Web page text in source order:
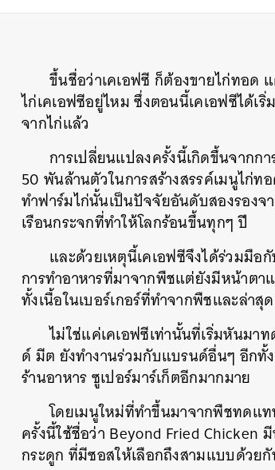
ขึ้นชื่อว่าเคเอฟซี ก็ต้องขายไก่ทอด
ไก่เคเอฟซีอยู่ไหมซึ่งตอนนี้เคเอฟซีได้เ
จากไก่แล้ว
การเปลี่ยนแปลงครั้งนี้เกิดขึ้นจากก
50 พันล้านตัวในการสร้างสรรค์เมนูไก่ท
ทำฟาร์มไก่นั้นเป็นปัจจัยอันดับสองรองจ
เรือนกระจกที่ทำให้โลกร้อนขึ้นทุกๆปี
และด้วยเหตุนี้เคเอฟซีจึงได้ร่วมมือ
การทำอาหารที่มาจากพืชแต่ยังมีหน้าตา
ทั้งเนื้อในเบอร์เกอร์ที่ทำจากพืชและล่าสุ
ไม่ใช่แค่เคเอฟซีเท่านั้นที่เริ่มหันม
ด์มีต ยังทำงานร่วมกับแบรนด์อื่นๆ อีกทั้ง
ร้านอาหารซูเปอร์มาร์เก็ตอีกมากมาย
โดยเมนูใหม่ที่ทำขึ้นมาจากพืชทดแท
ครั้งนี้ใช้ชื่อว่า Beyond Fried Chicken
กระดูก ที่มีซอสให้เลือกถึงสามแบบด้วย